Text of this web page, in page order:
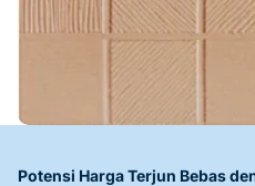
Potensi Harga Terjun Bebas